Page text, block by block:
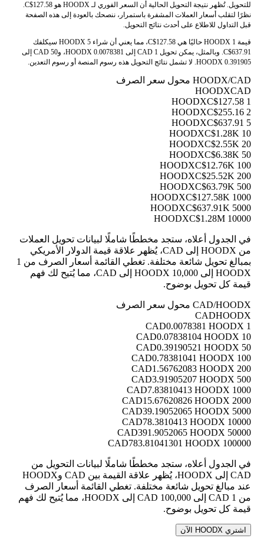
للتحويل. تُظهر نتيجة التحويل الحالية أن السعر الفوري لـ HOODX هو C$127.58.
نظرًا لتقلب أسعار العملات المشفرة باستمرار، ننصحك بالعودة إلى هذه الصفحة
قبل التداول للاطلاع على أحدث نتائج التحويل.
قيمة 1 HOODX حاليًا هي C$127.58، مما يعني أن شراء 5 HOODX سيكلفك
C$637.91. وبالمثل، يمكن تحويل 1 CAD إلى 0.0078381 HOODX، و50 CAD إلى
0.391905 HOODX. لا تشمل نتائج التحويل هذه رسوم المنصة أو رسوم التعدين.
HOODX/CAD محول سعر الصرف
HOODXCAD
1 HOODX
C$127.58
2 HOODX
C$255.16
5 HOODX
C$637.91
10 HOODX
C$1.28K
20 HOODX
C$2.55K
50 HOODX
C$6.38K
100 HOODX
C$12.76K
200 HOODX
C$25.52K
500 HOODX
C$63.79K
1000 HOODX
C$127.58K
5000 HOODX
C$637.91K
10000 HOODX
C$1.28M
في الجدول أعلاه، ستجد مخططًا شاملًا لبيانات تحويل العملات
من HOODX إلى CAD، يُظهر علاقة قيمة الدولار الأمريكي
بمبالغ تحويل شائعة مختلفة. تغطي القائمة أسعار الصرف من 1
HOODX إلى 10,000 HOODX إلى CAD، مما يُتيح لك فهم
قيمة كل تحويل بوضوح.
CAD/HOODX محول سعر الصرف
CADHOODX
1 CAD
0.0078381 HOODX
10 CAD
0.07838104 HOODX
50 CAD
0.39190521 HOODX
100 CAD
0.78381041 HOODX
200 CAD
1.56762083 HOODX
500 CAD
3.91905207 HOODX
1000 CAD
7.83810413 HOODX
2000 CAD
15.67620826 HOODX
5000 CAD
39.19052065 HOODX
10000 CAD
78.3810413 HOODX
50000 CAD
391.9052065 HOODX
100000 CAD
783.81041301 HOODX
في الجدول أعلاه، ستجد مخططًا شاملًا لبيانات التحويل من
CAD إلى HOODX، يُظهر علاقة القيمة بين CAD وHOODX
عند مبالغ تحويل شائعة مختلفة. تغطي القائمة أسعار الصرف
من 1 CAD إلى 100,000 CAD إلى HOODX، مما يُتيح لك فهم
قيمة كل تحويل بوضوح.
اشتري HOODX الآن